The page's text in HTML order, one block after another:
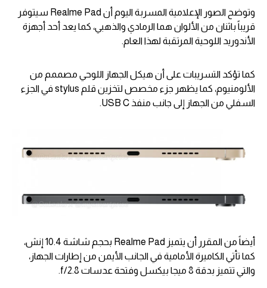
وتوضح الصور الإعلامية المسربة اليوم أن Realme Pad سيتوفر
قريباً باثنان من الألوان هما الرمادي والذهبي، كما يعد أحد أجهزة
الأندوريد اللوحية المرتقبة لهذا العام.
كما تؤكد التسريبات على أن هيكل الجهاز اللوحي مصممم من
الألومنيوم، كما يظهر جزء مخصص لتخزين قلم stylus في الجزء
السفلي من الجهاز إلى جانب منفذ USB C.
أيضاً من المقرر أن يتميز Realme Pad بحجم شاشة 10.4 إنش،
كما تأتي الكاميرة الأمامية في الجانب الأيمن من إطارات الجهاز،
والتي تتميز بدقة 8 ميجا بيكسل وفتحة عدسات f/2.8.